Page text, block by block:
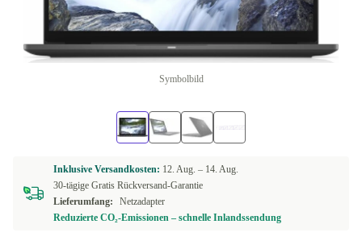
Symbolbild
Inklusive Versandkosten: 12. Aug. – 14. Aug.
30-tägige Gratis Rückversand-Garantie
Lieferumfang:
Netzadapter
Reduzierte CO₂-Emissionen – schnelle Inlandssendung